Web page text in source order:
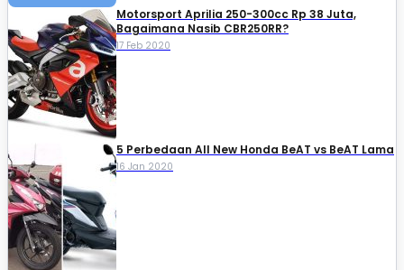
Motorsport Aprilia 250-300cc Rp 38 Juta,
Bagaimana Nasib CBR250RR?
17 Feb 2020
5 Perbedaan All New Honda BeAT vs BeAT Lama
16 Jan 2020